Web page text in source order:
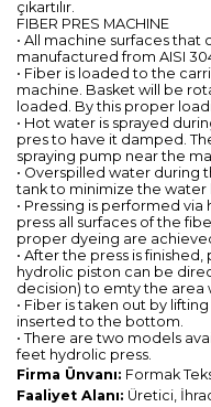
çıkartılır.
FIBER PRES MACHINE
• All machine surfaces
manufactured from AISI
• Fiber is loaded to the
machine. Basket will be
loaded. By this proper
• Hot water is sprayed
pres to have it damped.
spraying pump near the
• Overspilled water during
tank to minimize the water
• Pressing is performed
press all surfaces of the
proper dyeing are
• After the press is
hydrolic piston can be
decision) to emty the area
• Fiber is taken out by
inserted to the bottom.
• There are two models
feet hydrolic press.
Firma Ünvanı: Formak
Faaliyet Alanı: Üretici,